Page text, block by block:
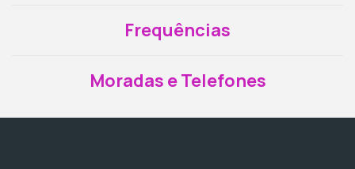
Frequências
Moradas e Telefones